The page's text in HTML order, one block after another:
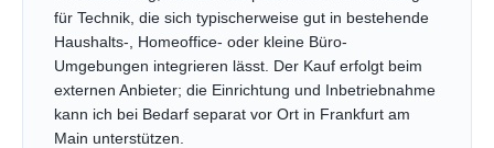
für Technik, die sich typischerweise gut in bestehende
Haushalts-, Homeoffice- oder kleine Büro-
Umgebungen integrieren lässt. Der Kauf erfolgt beim
externen Anbieter; die Einrichtung und Inbetriebnahme
kann ich bei Bedarf separat vor Ort in Frankfurt am
Main unterstützen.